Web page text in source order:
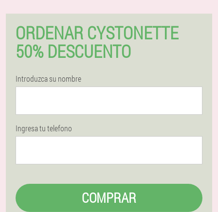
ORDENAR CYSTONETTE
50% DESCUENTO
Introduzca su nombre
Ingresa tu telefono
COMPRAR